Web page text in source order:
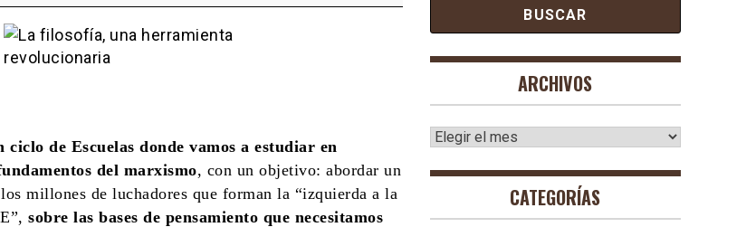
ciclo de Escuelas donde vamos a estudiar en
del marxismo, con un objetivo: abordar un
millones de luchadores que forman la “izquierda a la
sobre las bases de pensamiento que necesitamos
ARCHIVOS
Archivos
CATEGORÍAS